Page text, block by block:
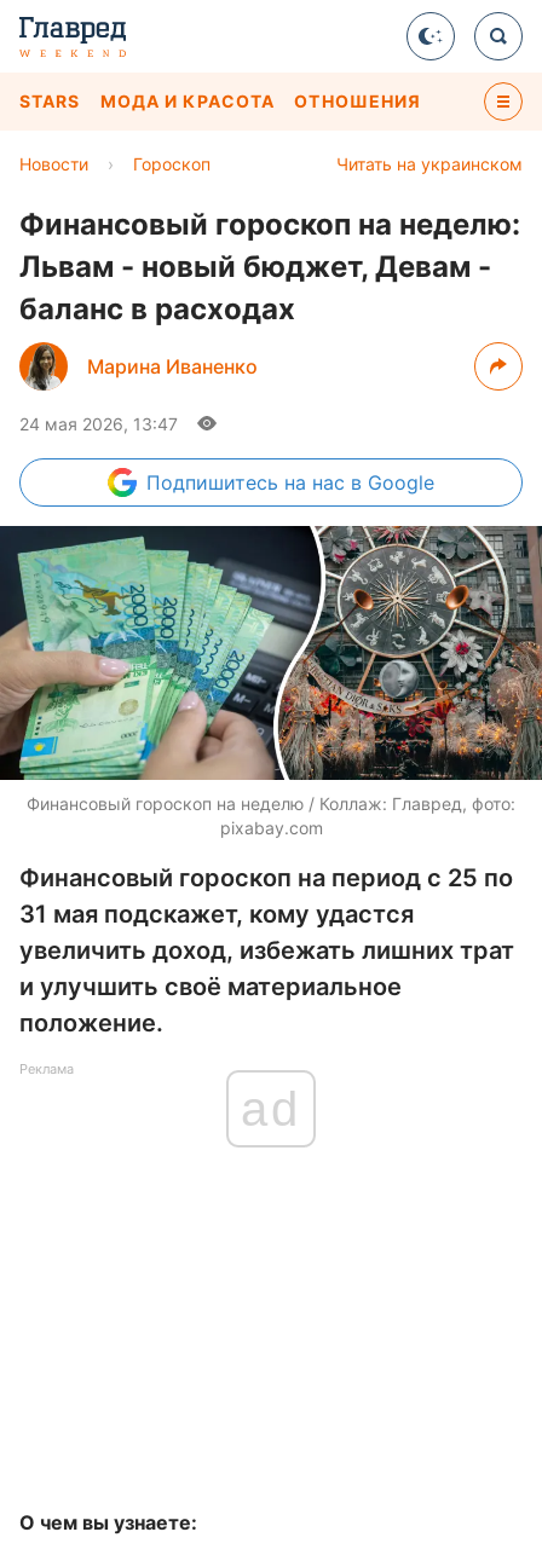
STARS МОДА И КРАСОТА ОТНОШЕНИЯ
Читать на украинском
Новости › Гороскоп
Финансовый гороскоп на неделю:
Львам - новый бюджет, Девам -
баланс в расходах
Марина Иваненко
24 мая 2026, 13:47
Подпишитесь на нас в Google
Финансовый гороскоп на неделю / Коллаж: Главред, фото:
pixabay.com
Финансовый гороскоп на период с 25 по
31 мая подскажет, кому удастся
увеличить доход, избежать лишних трат
и улучшить своё материальное
положение.
Реклама
ad
О чем вы узнаете: